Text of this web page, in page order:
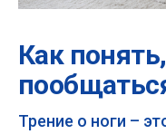
Как
Трение о ноги –